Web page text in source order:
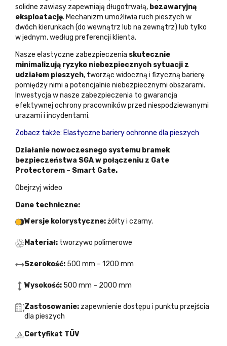
solidne zawiasy zapewniają długotrwałą, bezawaryjną
eksploatację. Mechanizm umożliwia ruch pieszych w
dwóch kierunkach (do wewnątrz lub na zewnątrz) lub tylko
w jednym, według preferencji klienta.
Nasze elastyczne zabezpieczenia skutecznie
minimalizują ryzyko niebezpiecznych sytuacji z
udziałem pieszych, tworząc widoczną i fizyczną barierę
pomiędzy nimi a potencjalnie niebezpiecznymi obszarami.
Inwestycja w nasze zabezpieczenia to gwarancja
efektywnej ochrony pracowników przed niespodziewanymi
urazami i incydentami.
Zobacz także: Elastyczne bariery ochronne dla pieszych
Działanie nowoczesnego systemu bramek
bezpieczeństwa SGA w połączeniu z Gate
Protectorem – Smart Gate.
Obejrzyj wideo
Dane techniczne:
Wersje kolorystyczne:żółty i czarny.
Materiał: tworzywo polimerowe
Szerokość: 500 mm – 1200 mm
Wysokość: 500 mm – 2000 mm
Zastosowanie: zapewnienie dostępu i punktu przejścia
dla pieszych
Certyfikat TÜV